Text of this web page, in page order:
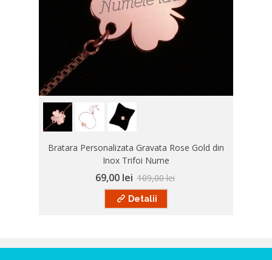
Bratara Personalizata Gravata Rose Gold din
Inox Trifoi Nume
69,00 lei 109,00 lei
Detalii